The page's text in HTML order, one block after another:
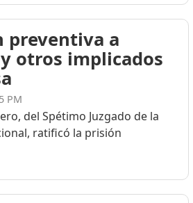
preventiva a
otros implicados
PM
del Spétimo Juzgado de la
ratificó la prisión